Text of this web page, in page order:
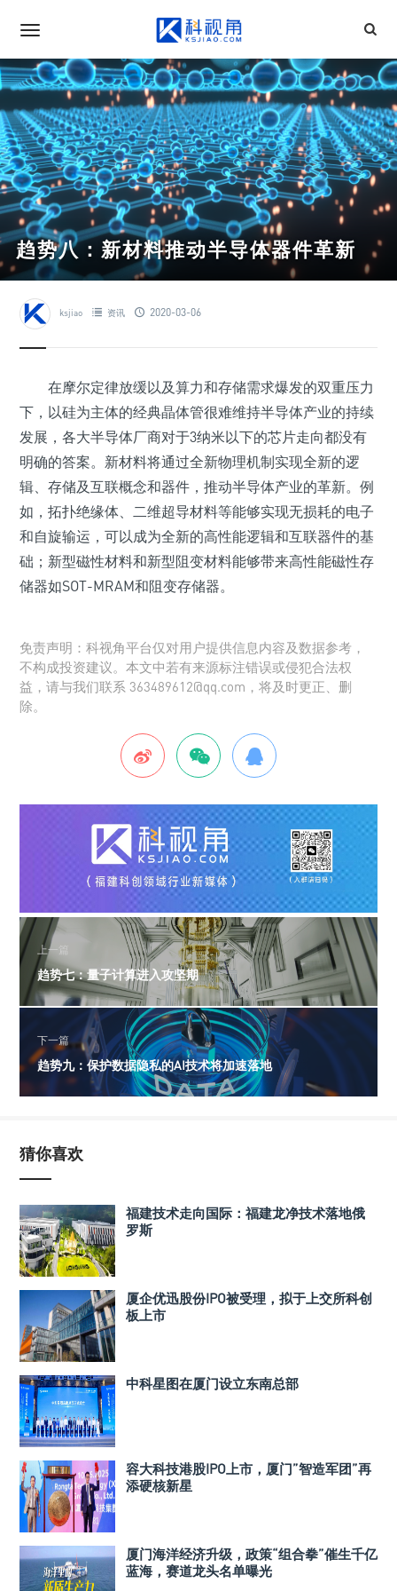
趋势八：新材料推动半导体器件革新
ksjiao 资讯 2020-03-06
在摩尔定律放缓以及算力和存储需求爆发的双重压力
下，以硅为主体的经典晶体管很难维持半导体产业的持续
发展，各大半导体厂商对于3纳米以下的芯片走向都没有
明确的答案。新材料将通过全新物理机制实现全新的逻
辑、存储及互联概念和器件，推动半导体产业的革新。例
如，拓扑绝缘体、二维超导材料等能够实现无损耗的电子
和自旋输运，可以成为全新的高性能逻辑和互联器件的基
础；新型磁性材料和新型阻变材料能够带来高性能磁性存
储器如SOT-MRAM和阻变存储器。
免责声明：科视角平台仅对用户提供信息内容及数据参考，
不构成投资建议。本文中若有来源标注错误或侵犯合法权
益，请与我们联系 363489612@qq.com，将及时更正、删
除。
上一篇
趋势七：量子计算进入攻坚期
下一篇
趋势九：保护数据隐私的AI技术将加速落地
猜你喜欢
福建技术走向国际：福建龙净技术落地俄
罗斯
厦企优迅股份IPO被受理，拟于上交所科创
板上市
中科星图在厦门设立东南总部
容大科技港股IPO上市，厦门”智造军团”再
添硬核新星
厦门海洋经济升级，政策“组合拳”催生千亿
蓝海，赛道龙头名单曝光